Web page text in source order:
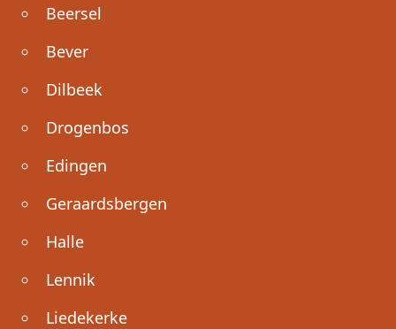
Beersel
Bever
Dilbeek
Drogenbos
Edingen
Geraardsbergen
Halle
Lennik
Liedekerke